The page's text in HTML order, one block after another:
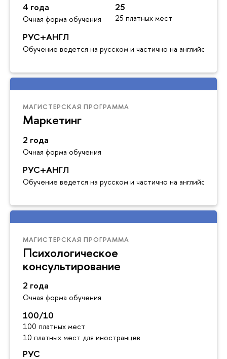
4 года
Очная форма обучения
25
25 платных мест
РУС+АНГЛ
Обучение ведется на русском и частично на английском
МАГИСТЕРСКАЯ ПРОГРАММА
Маркетинг
2 года
Очная форма обучения
РУС+АНГЛ
Обучение ведется на русском и частично на английском
МАГИСТЕРСКАЯ ПРОГРАММА
Психологическое
консультирование
2 года
Очная форма обучения
100/10
100 платных мест
10 платных мест для иностранцев
РУС